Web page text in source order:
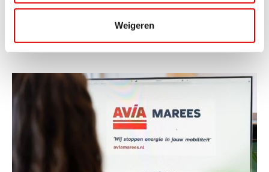
Weigeren
ViaAVIA Super Deal: €25 korting bij ViaLuxury Hotels
Toe aan een ontspannen nachtje...
Lees verder